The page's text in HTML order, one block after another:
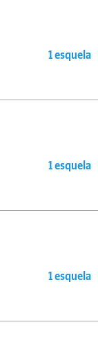
1 esquela
1 esquela
1 esquela